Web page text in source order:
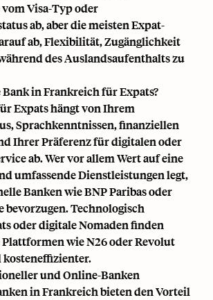
Visa-Typ oder
ab, aber die meisten Expat-
ab, Flexibilität, Zugänglichkeit
des Auslandsaufenthalts zu
Bank in Frankreich für Expats?
Expats hängt von Ihrem
Sprachkenntnissen, finanziellen
Ihrer Präferenz für digitalen oder
ab. Wer vor allem Wert auf eine
umfassende Dienstleistungen legt,
Banken wie BNP Paribas oder
bevorzugen. Technologisch
oder digitale Nomaden finden
wie N26 oder Revolut
und Online-Banken
in Frankreich bieten den Vorteil